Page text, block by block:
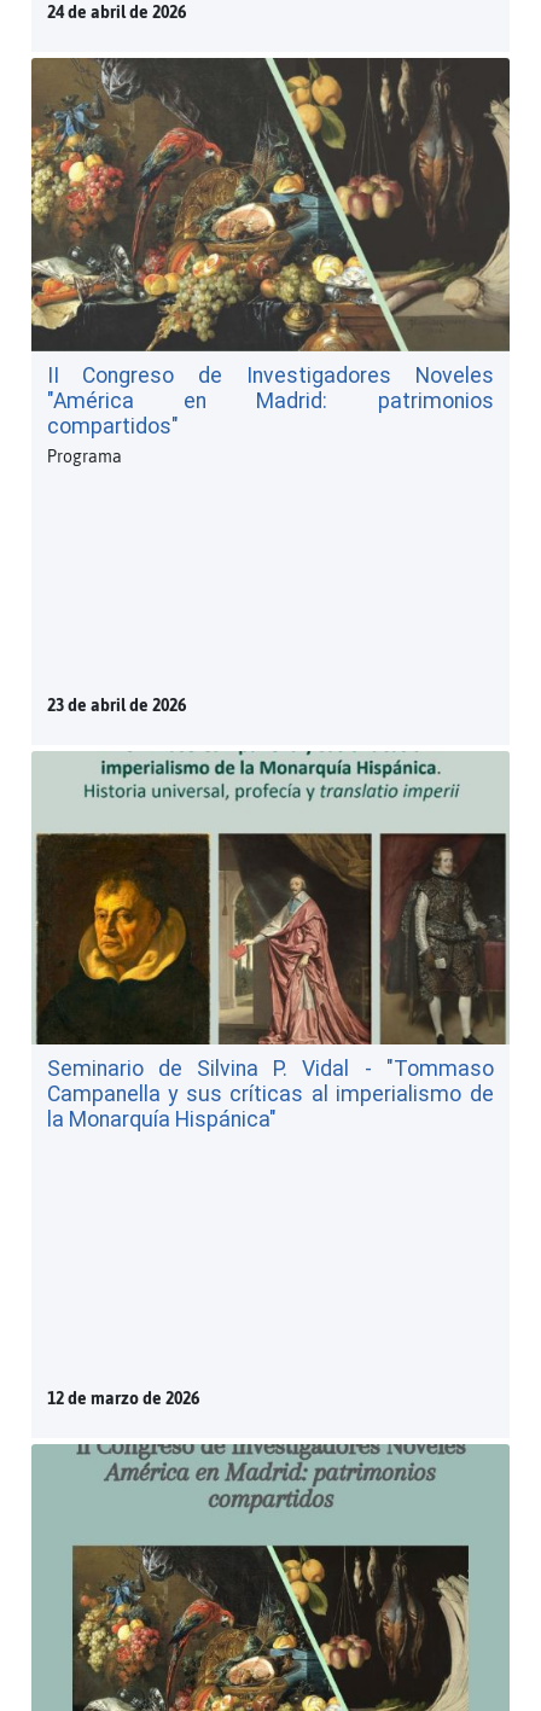
24 de abril de 2026
II Congreso de Investigadores Noveles
"América en Madrid: patrimonios
compartidos"
Programa
23 de abril de 2026
Seminario de Silvina P. Vidal - "Tommaso
Campanella y sus críticas al imperialismo de
la Monarquía Hispánica"
12 de marzo de 2026